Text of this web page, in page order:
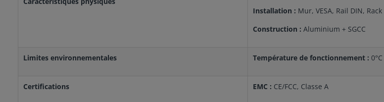
Installation : Mur, VESA, Rail DIN, Rack
Construction : Aluminium + SGCC
Limites environnementales Température de fonctionnement :
Certifications EMC : CE/FCC, Classe A